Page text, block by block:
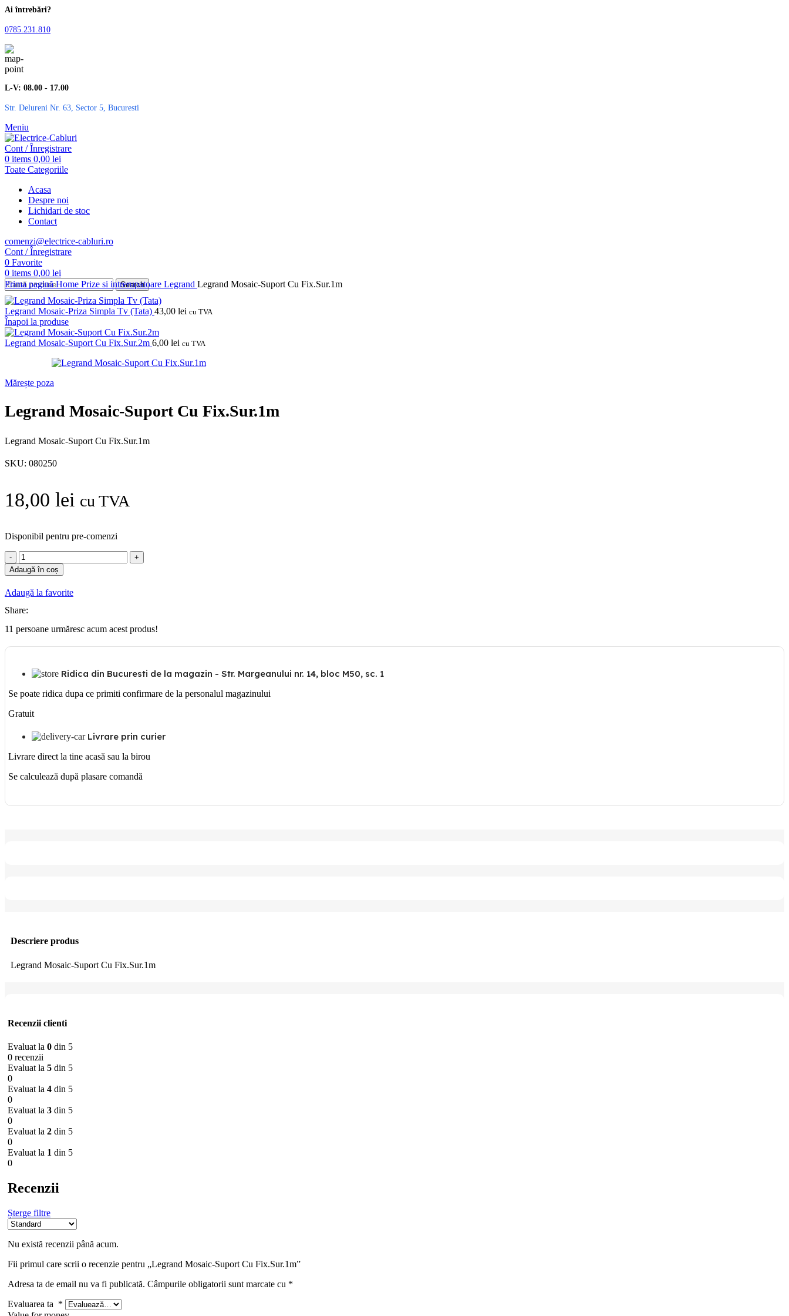
Ai întrebări?
0785.231.810
L-V: 08.00 - 17.00
Str. Delureni Nr. 63, Sector 5, Bucuresti
Meniu
Cont / Înregistrare
0 items 0,00 lei
Toate Categoriile
Acasa
Despre noi
Lichidari de stoc
Contact
comenzi@electrice-cabluri.ro
Cont / Înregistrare
0 Favorite
0 items 0,00 lei
Search
Prima paginăHome Prize si intrerupatoare Legrand Legrand Mosaic-Suport Cu Fix.Sur.1m
Legrand Mosaic-Priza Simpla Tv (Tata) 43,00 lei cu TVA
Înapoi la produse
Legrand Mosaic-Suport Cu Fix.Sur.2m 6,00 lei cu TVA
Mărește poza
Legrand Mosaic-Suport Cu Fix.Sur.1m
Legrand Mosaic-Suport Cu Fix.Sur.1m
SKU: 080250
18,00 lei cu TVA
Disponibil pentru pre-comenzi
Cantitate
Legrand
Mosaic-
Suport
Cu
Fix.Sur.1m
Adaugă în coș
Adaugă la favorite
Share:
11 persoane urmăresc acum acest produs!
Ridica din Bucuresti de la magazin - Str. Margeanului nr. 14, bloc M50, sc. 1
Se poate ridica dupa ce primiti confirmare de la personalul magazinului
Gratuit
Livrare prin curier
Livrare direct la tine acasă sau la birou
Se calculează după plasare comandă
Descriere produs
Legrand Mosaic-Suport Cu Fix.Sur.1m
Recenzii clienti
Evaluat la 0 din 5
0 recenzii
Evaluat la 5 din 5
0
Evaluat la 4 din 5
0
Evaluat la 3 din 5
0
Evaluat la 2 din 5
0
Evaluat la 1 din 5
0
Recenzii
Șterge filtre
Nu există recenzii până acum.
Fii primul care scrii o recenzie pentru „Legrand Mosaic-Suport Cu Fix.Sur.1m”
Adresa ta de email nu va fi publicată. Câmpurile obligatorii sunt marcate cu *
Evaluarea ta *